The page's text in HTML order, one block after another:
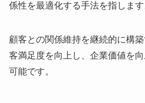
係性を最適化する手法を指します
顧客との関係維持を継続的に構
客満足度を向上し、企業価値を
可能です。